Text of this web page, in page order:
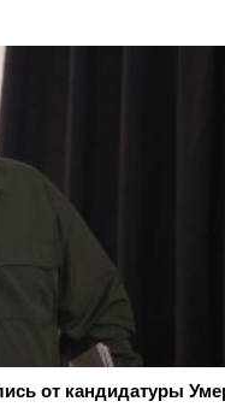
от кандидатуры